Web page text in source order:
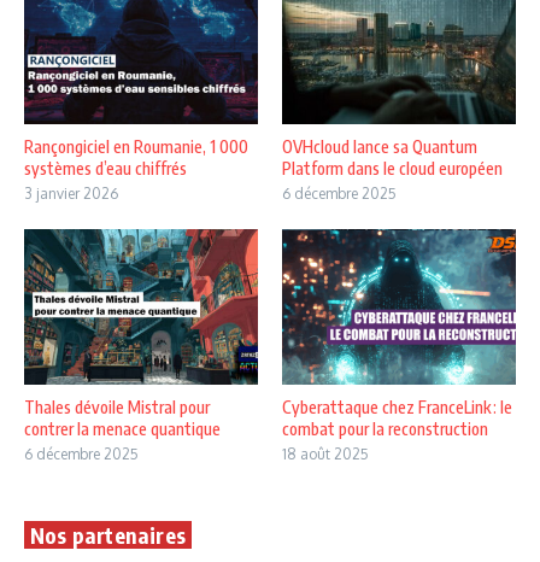
Rançongiciel en Roumanie, 1 000
systèmes d’eau chiffrés
3 janvier 2026
OVHcloud lance sa Quantum
Platform dans le cloud européen
6 décembre 2025
Thales dévoile Mistral pour
contrer la menace quantique
6 décembre 2025
Cyberattaque chez FranceLink : le
combat pour la reconstruction
18 août 2025
Nos partenaires